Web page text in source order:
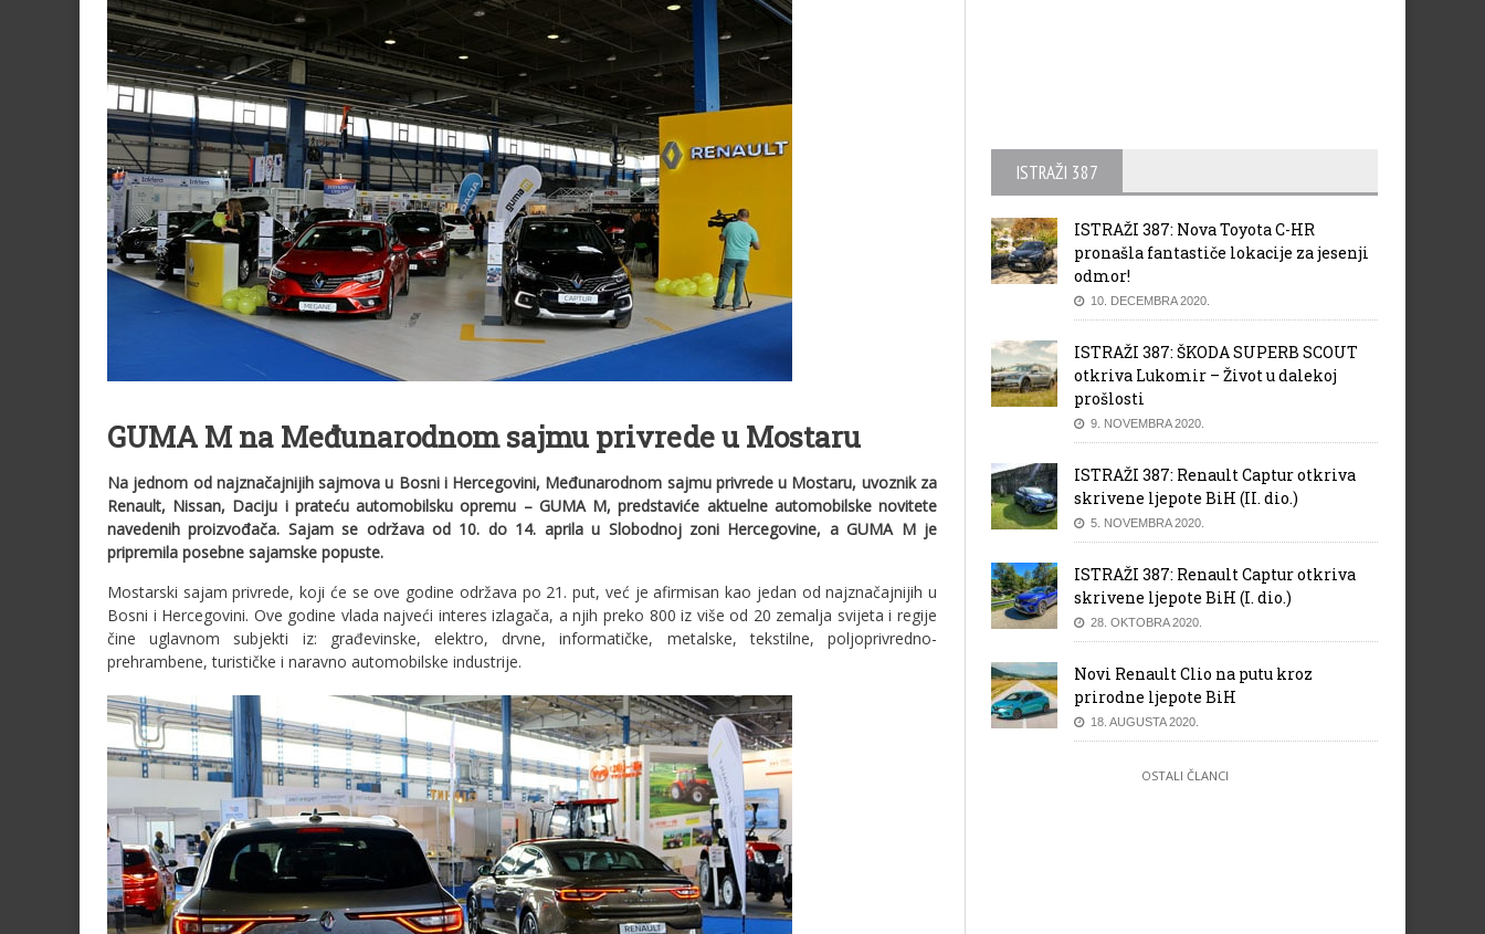
GUMA M na Međunarodnom sajmu privrede u Mostaru
Na jednom od najznačajnijih sajmova u Bosni i Hercegovini, Međunarodnom sajmu privrede u Mostaru, uvoznik za
Renault, Nissan, Daciju i prateću automobilsku opremu – GUMA M, predstaviće aktuelne automobilske novitete
navedenih proizvođača. Sajam se održava od 10. do 14. aprila u Slobodnoj zoni Hercegovine, a GUMA M je
pripremila posebne sajamske popuste.
Mostarski sajam privrede, koji će se ove godine održava po 21. put, već je afirmisan kao jedan od najznačajnijih u
Bosni i Hercegovini. Ove godine vlada najveći interes izlagača, a njih preko 800 iz više od 20 zemalja svijeta i regije
čine uglavnom subjekti iz: građevinske, elektro, drvne, informatičke, metalske, tekstilne, poljoprivredno-
prehrambene, turističke i naravno automobilske industrije.
ISTRAŽI 387
ISTRAŽI 387: Nova Toyota C-HR
pronašla fantastiče lokacije za jesenji
odmor!
10. DECEMBRA 2020.
ISTRAŽI 387: ŠKODA SUPERB SCOUT
otkriva Lukomir – Život u dalekoj
prošlosti
9. NOVEMBRA 2020.
ISTRAŽI 387: Renault Captur otkriva
skrivene ljepote BiH (II. dio.)
5. NOVEMBRA 2020.
ISTRAŽI 387: Renault Captur otkriva
skrivene ljepote BiH (I. dio.)
28. OKTOBRA 2020.
Novi Renault Clio na putu kroz
prirodne ljepote BiH
18. AUGUSTA 2020.
OSTALI ČLANCI